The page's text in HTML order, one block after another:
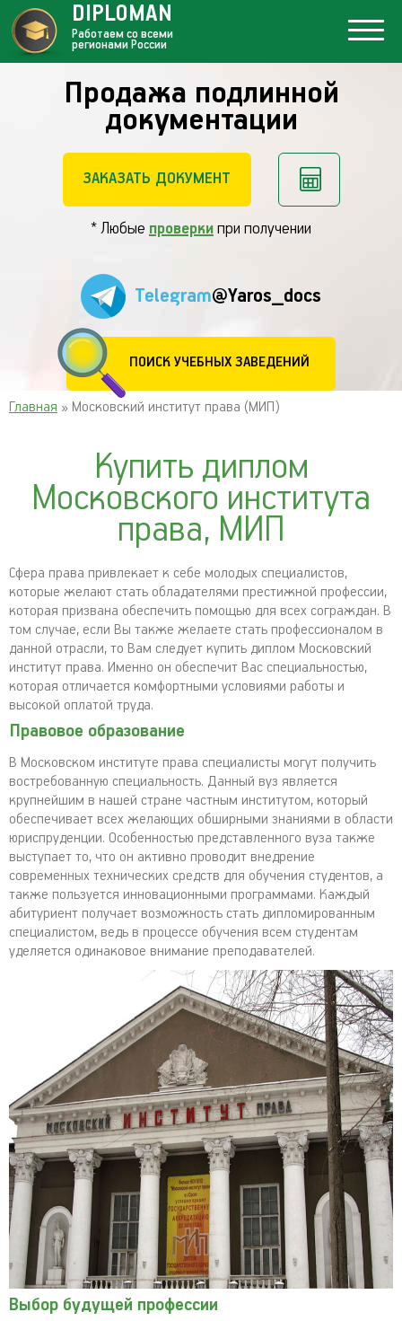
Продажа подлинной
документации
ЗАКАЗАТЬ ДОКУМЕНТ
* Любые проверки при получении
Telegram@Yaros_docs
ПОИСК УЧЕБНЫХ ЗАВЕДЕНИЙ
DIPLOMAN
Работаем со всеми
регионами России
Главная » Московский институт права (МИП)
Купить диплом
Московского института
права, МИП
Сфера права привлекает к себе молодых специалистов,
которые желают стать обладателями престижной профессии,
которая призвана обеспечить помощью для всех сограждан. В
том случае, если Вы также желаете стать профессионалом в
данной отрасли, то Вам следует купить диплом Московский
институт права. Именно он обеспечит Вас специальностью,
которая отличается комфортными условиями работы и
высокой оплатой труда.
Правовое образование
В Московском институте права специалисты могут получить
востребованную специальность. Данный вуз является
крупнейшим в нашей стране частным институтом, который
обеспечивает всех желающих обширными знаниями в области
юриспруденции. Особенностью представленного вуза также
выступает то, что он активно проводит внедрение
современных технических средств для обучения студентов, а
также пользуется инновационными программами. Каждый
абитуриент получает возможность стать дипломированным
специалистом, ведь в процессе обучения всем студентам
уделяется одинаковое внимание преподавателей.
Выбор будущей профессии